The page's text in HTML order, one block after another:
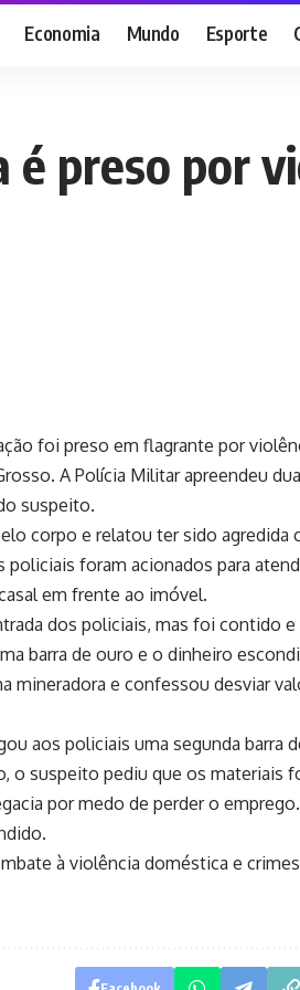
Economia Mundo Esporte
preso por
foi preso em flagrante por
A Polícia Militar apreendeu
suspeito.
corpo e relatou ter sido agredida
foram acionados para
em frente ao imóvel.
dos policiais, mas foi contido e
barra de ouro e o dinheiro
mineradora e confessou desviar
aos policiais uma segunda barra
o suspeito pediu que os materiais
por medo de perder o
à violência doméstica e crimes